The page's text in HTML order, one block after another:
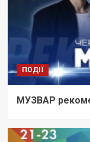
ПОДІЇ
МУЗВАР